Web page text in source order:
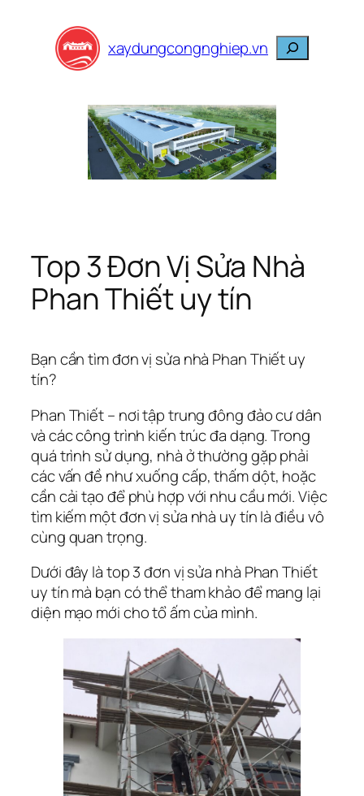
content
xaydungcongnghiep.vn Search
Top 3 Đơn Vị Sửa Nhà
Phan Thiết uy tín
Bạn cần tìm đơn vị sửa nhà Phan Thiết uy
tín?
Phan Thiết – nơi tập trung đông đảo cư dân
và các công trình kiến trúc đa dạng. Trong
quá trình sử dụng, nhà ở thường gặp phải
các vấn đề như xuống cấp, thấm dột, hoặc
cần cải tạo để phù hợp với nhu cầu mới. Việc
tìm kiếm một đơn vị sửa nhà uy tín là điều vô
cùng quan trọng.
Dưới đây là top 3 đơn vị sửa nhà Phan Thiết
uy tín mà bạn có thể tham khảo để mang lại
diện mạo mới cho tổ ấm của mình.